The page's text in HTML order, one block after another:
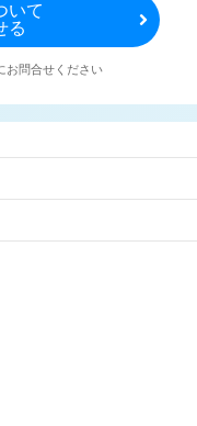
いて
る
お問合せください